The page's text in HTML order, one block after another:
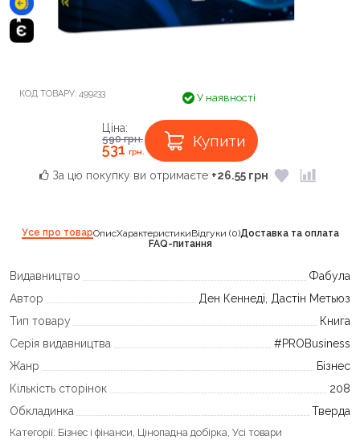
КОД ТОВАРУ: 499233 У наявності
Ціна:
590грн.
531грн.
Купити
За цю покупку ви отримаєте +26.55 грн
Усе про товарОписХарактеристикиВідгуки (0)Доставка та оплата
FAQ-питання
Видавництво
Фабула
Автор
Ден Кеннеді, Дастін Метьюз
Тип товару
Книга
Серія видавництва
#PROBusiness
Жанр
Бізнес
Кількість сторінок
208
Обкладинка
Тверда
Категорії: Бізнес і фінанси, Цінопадна добірка, Усі товари